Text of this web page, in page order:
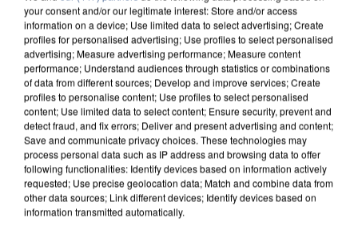
L’UN DES FONDATEURS SUPPOSÉS DE LA DZ
your consent and/or our legitimate interest: Store and/or access
information on a device; Use limited data to select advertising; Create
profiles for personalised advertising; Use profiles to select personalised
advertising; Measure advertising performance; Measure content
performance; Understand audiences through statistics or combinations
of data from different sources; Develop and improve services; Create
profiles to personalise content; Use profiles to select personalised
content; Use limited data to select content; Ensure security, prevent and
detect fraud, and fix errors; Deliver and present advertising and content;
Save and communicate privacy choices. These technologies may
process personal data such as IP address and browsing data to offer
following functionalities: Identify devices based on information actively
requested; Use precise geolocation data; Match and combine data from
other data sources; Link different devices; Identify devices based on
information transmitted automatically.